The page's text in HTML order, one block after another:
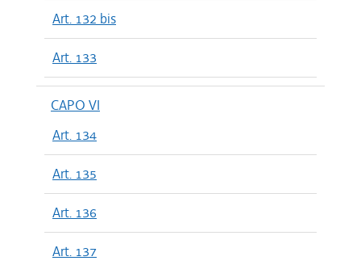
Art. 132 bis
Art. 133
CAPO VI
Art. 134
Art. 135
Art. 136
Art. 137